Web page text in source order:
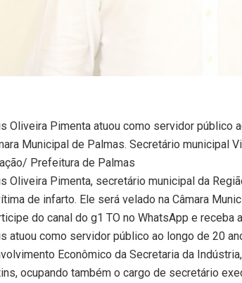
Oliveira Pimenta atuou como servidor público
Municipal de Palmas. Secretário municipal
Prefeitura de Palmas
Oliveira Pimenta, secretário municipal da
de infarto. Ele será velado na Câmara
do canal do g1 TO no WhatsApp e receba
atuou como servidor público ao longo de 20
Econômico da Secretaria da
ocupando também o cargo de secretário